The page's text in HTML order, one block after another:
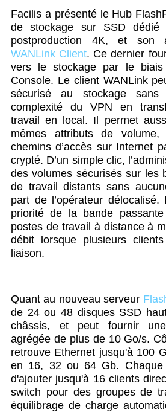
Facilis a présenté le Hub
de stockage sur SSD dédié
postproduction 4K, et son
WANLink Client. Ce dernier
vers le stockage par le
Console. Le client WANLink
sécurisé au stockage
complexité du VPN en
travail en local. Il permet
mêmes attributs de volume,
chemins d’accès sur Internet
crypté. D’un simple clic,
des volumes sécurisés sur les
de travail distants sans
part de l’opérateur
priorité de la bande
postes de travail à distance à
débit lorsque plusieurs
liaison.
Quant au nouveau serveur
de 24 ou 48 disques SSD
châssis, et peut fournir
agrégée de plus de 10 Go/s.
retrouve Ethernet jusqu'à 100
en 16, 32 ou 64 Gb. Chaque
d'ajouter jusqu'à 16 clients
switch pour des groupes de
équilibrage de charge